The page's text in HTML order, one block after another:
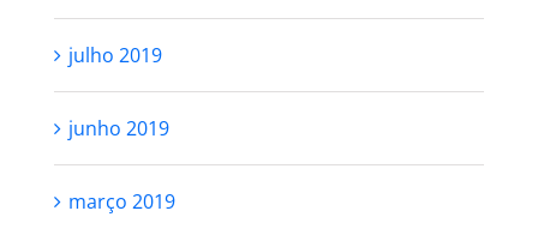
julho 2019
junho 2019
março 2019